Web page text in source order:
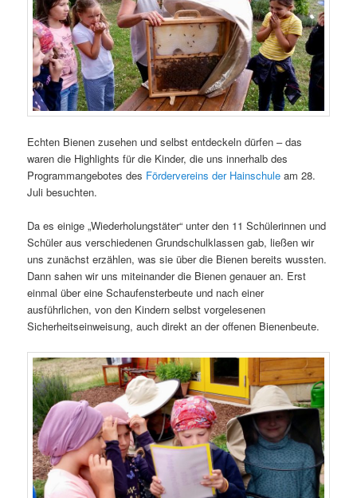
Echten Bienen zusehen und selbst entdeckeln dürfen – das
waren die Highlights für die Kinder, die uns innerhalb des
Programmangebotes des Fördervereins der Hainschule am 28.
Juli besuchten.
Da es einige „Wiederholungstäter“ unter den 11 Schülerinnen und
Schüler aus verschiedenen Grundschulklassen gab, ließen wir
uns zunächst erzählen, was sie über die Bienen bereits wussten.
Dann sahen wir uns miteinander die Bienen genauer an. Erst
einmal über eine Schaufensterbeute und nach einer
ausführlichen, von den Kindern selbst vorgelesenen
Sicherheitseinweisung, auch direkt an der offenen Bienenbeute.